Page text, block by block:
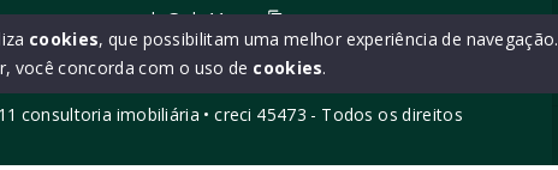
ola@elo11.com
consultoria imobiliária • creci 45473 - Todos os direitos
cookies, que possibilitam uma melhor experiência de navegação.
você concorda com o uso de cookies.